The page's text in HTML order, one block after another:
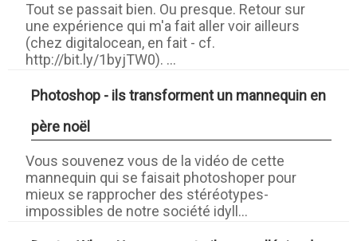
Tout se passait bien. Ou presque. Retour sur
une expérience qui m'a fait aller voir ailleurs
(chez digitalocean, en fait - cf.
http://bit.ly/1byjTW0). ...
Photoshop - ils transforment un mannequin en
père noël
Vous souvenez vous de la vidéo de cette
mannequin qui se faisait photoshoper pour
mieux se rapprocher des stéréotypes-
impossibles de notre société idyll...